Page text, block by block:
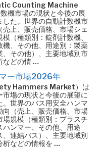
Counting Machine
機市場の現状と今後の展
た。世界の自動計数機市
上、販売価格、市場シェ
（種類別：錠剤計数機、
、その他、用途別：製薬
その他）、主要地域別市
などの情 …
ー市場2026年
Hammers Market）は
場の現状と今後の展望に
世界のバス用安全ハンマ
（売上、販売価格、市場
規模（種類別：プラスチ
ハンマー、その他、用途
連結バス）、主要地域別
析などの情報を …